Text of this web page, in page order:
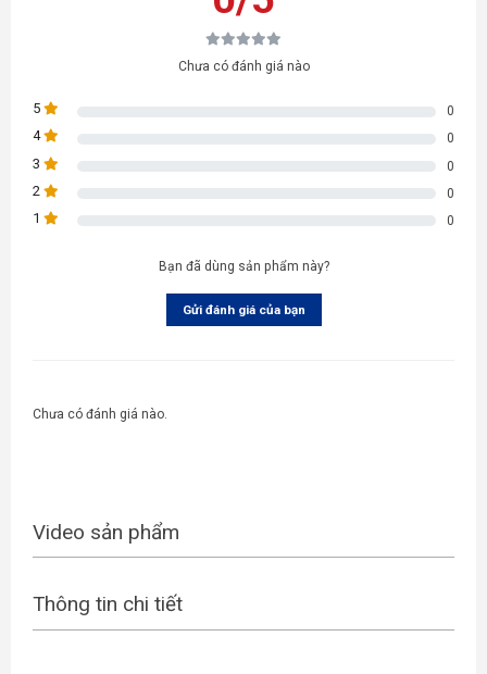
Chưa có đánh giá nào
5 0
4 0
3 0
2 0
1 0
Bạn đã dùng sản phẩm này?
Gửi đánh giá của bạn
Chưa có đánh giá nào.
Video sản phẩm
Thông tin chi tiết